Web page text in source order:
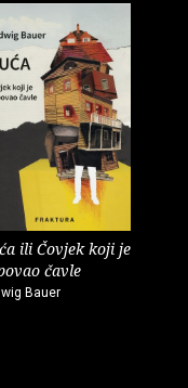
ili Čovjek koji je
čavle
Bauer